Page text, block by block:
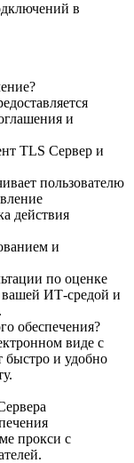
в
и
TLS Сервер и
пользователю
действия
и
по оценке
вашей ИТ-средой и
обеспечения?
виде с
быстро и удобно
прокси с